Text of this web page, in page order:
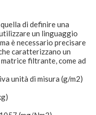
di definire una
un linguaggio
è necessario precisare
caratterizzano un
filtrante, come ad
unità di misura (g/m2)